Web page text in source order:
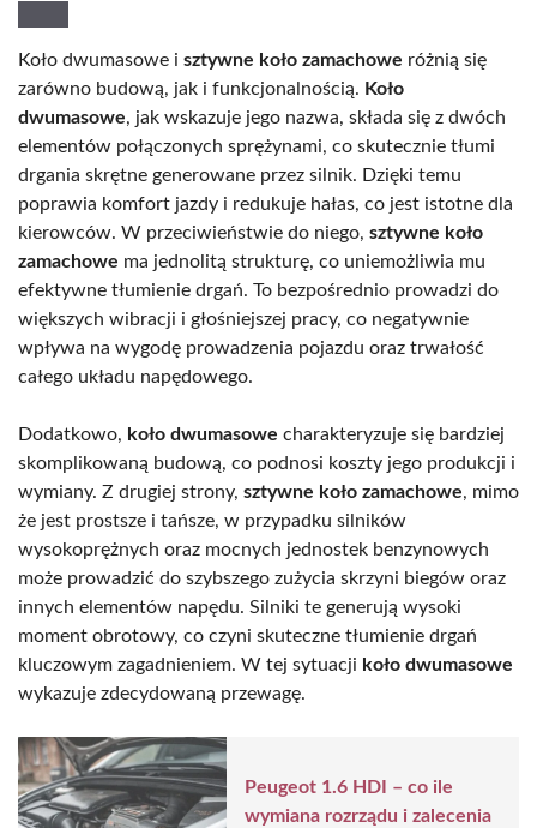
Koło dwumasowe i sztywne koło zamachowe różnią się
zarówno budową, jak i funkcjonalnością. Koło
dwumasowe, jak wskazuje jego nazwa, składa się z dwóch
elementów połączonych sprężynami, co skutecznie tłumi
drgania skrętne generowane przez silnik. Dzięki temu
poprawia komfort jazdy i redukuje hałas, co jest istotne dla
kierowców. W przeciwieństwie do niego, sztywne koło
zamachowe ma jednolitą strukturę, co uniemożliwia mu
efektywne tłumienie drgań. To bezpośrednio prowadzi do
większych wibracji i głośniejszej pracy, co negatywnie
wpływa na wygodę prowadzenia pojazdu oraz trwałość
całego układu napędowego.
Dodatkowo, koło dwumasowe charakteryzuje się bardziej
skomplikowaną budową, co podnosi koszty jego produkcji i
wymiany. Z drugiej strony, sztywne koło zamachowe, mimo
że jest prostsze i tańsze, w przypadku silników
wysokoprężnych oraz mocnych jednostek benzynowych
może prowadzić do szybszego zużycia skrzyni biegów oraz
innych elementów napędu. Silniki te generują wysoki
moment obrotowy, co czyni skuteczne tłumienie drgań
kluczowym zagadnieniem. W tej sytuacji koło dwumasowe
wykazuje zdecydowaną przewagę.
Peugeot 1.6 HDI – co ile
wymiana rozrządu i zalecenia